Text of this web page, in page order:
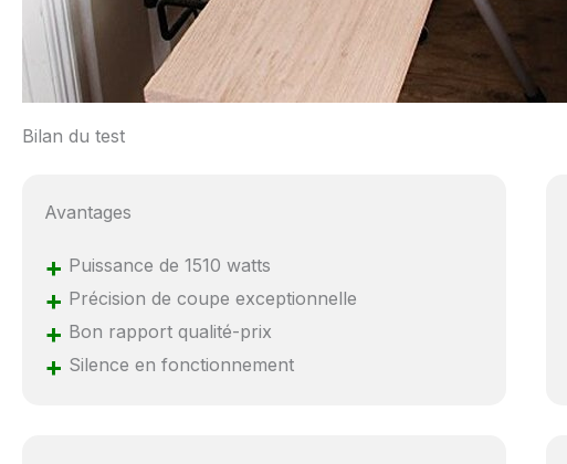
Bilan du test
Avantages
+ Puissance de 1510 watts
+ Précision de coupe exceptionnelle
+ Bon rapport qualité-prix
+ Silence en fonctionnement